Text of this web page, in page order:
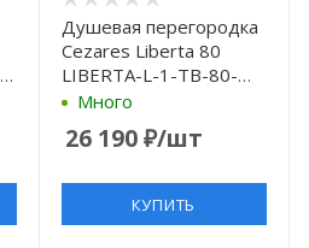
Душевая перегородка
Cezares Liberta 80
LIBERTA-L-1-TB-80-
GR-NERO профиль
Черный матовый
стекло серое
Много
26 190₽/шт
КУПИТЬ